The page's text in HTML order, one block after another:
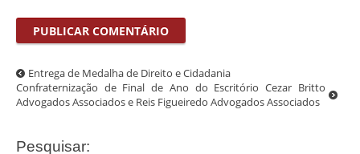
Entrega de Medalha de Direito e Cidadania
Confraternização de Final de Ano do Escritório Cezar Britto
Advogados Associados e Reis Figueiredo Advogados Associados
Pesquisar: